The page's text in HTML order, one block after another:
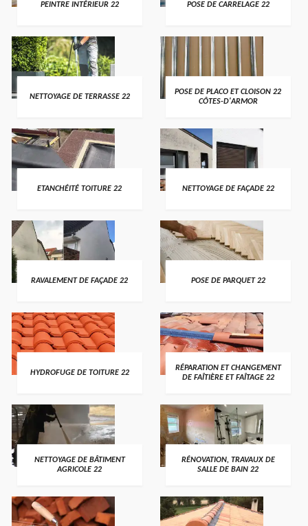
PEINTRE INTÉRIEUR 22 POSE DE CARRELAGE 22
NETTOYAGE DE TERRASSE 22
POSE DE PLACO ET CLOISON 22
CÔTES-D'ARMOR
ETANCHÉITÉ TOITURE 22 NETTOYAGE DE FAÇADE 22
RAVALEMENT DE FAÇADE 22 POSE DE PARQUET 22
HYDROFUGE DE TOITURE 22
RÉPARATION ET CHANGEMENT
DE FAÎTIÈRE ET FAÎTAGE 22
NETTOYAGE DE BÂTIMENT
AGRICOLE 22
RÉNOVATION, TRAVAUX DE
SALLE DE BAIN 22